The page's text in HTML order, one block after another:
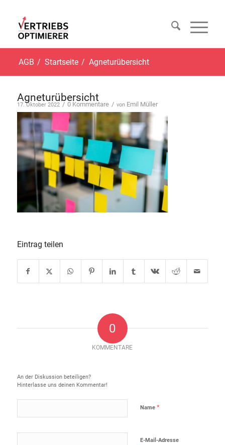
AGB / Startseite / Agneturübersicht
Agneturübersicht
17. Oktober 2022 / 0 Kommentare / von Emil Müller
Eintrag teilen
0
KOMMENTARE
An der Diskussion beteiligen?
Hinterlasse uns deinen Kommentar!
Name *
E-Mail-Adresse